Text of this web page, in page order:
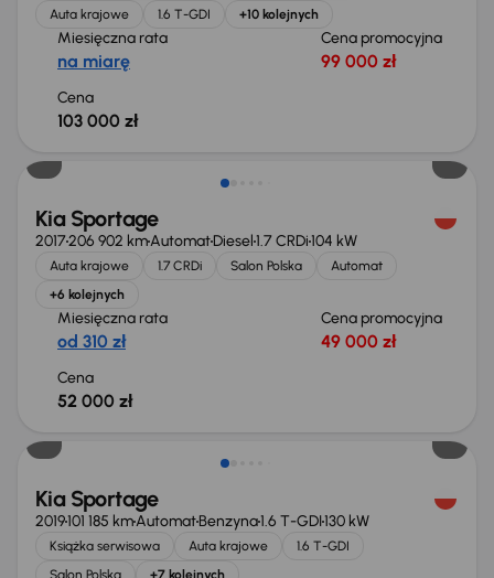
Auta krajowe
1.6 T-GDI +10 kolejnych
Miesięczna rata
na miarę
Cena promocyjna
99 000 zł
Cena
103 000 zł
Kia Sportage
2017206 902 kmAutomatDiesel1.7 CRDi104 kW
Auta krajowe 1.7 CRDi Salon Polska
Automat
+6 kolejnych
Miesięczna rata
od 310 zł
Cena promocyjna
49 000 zł
Cena
52 000 zł
Taniej o 1 000 zł
Kia Sportage
2019101 185 kmAutomatBenzyna1.6 T-GDI130 kW
Książka serwisowa Auta krajowe
1.6 T-GDI
Salon Polska
+7 kolejnych